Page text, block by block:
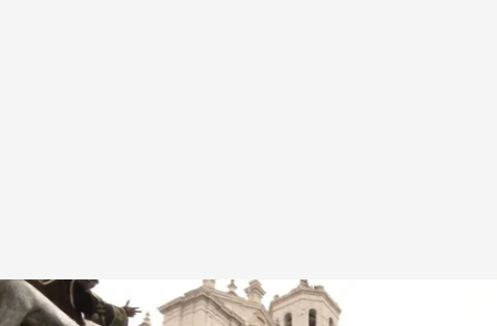
La lluvia, amenaza a las procesiones que pasean por calles de España en el
Domingo de Ramos.NOTICIAS CUATRO